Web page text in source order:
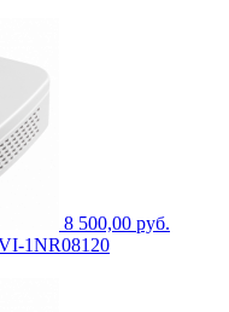
8 500,00 руб.
1NR08120